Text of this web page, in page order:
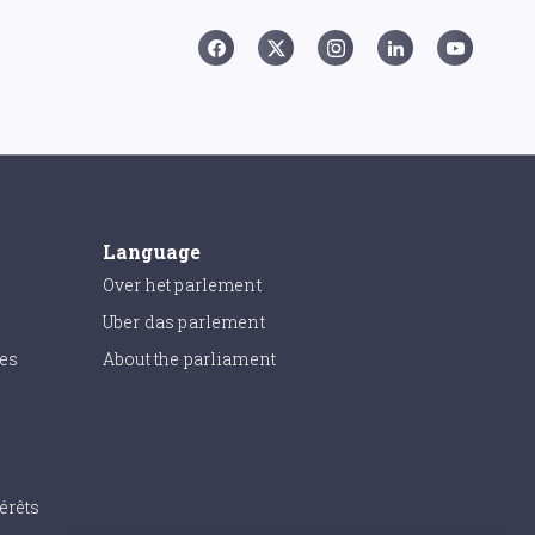
Language
Over het parlement
Uber das parlement
About the parliament